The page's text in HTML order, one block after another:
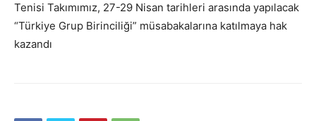
Tenisi Takımımız, 27-29 Nisan tarihleri arasında yapılacak
“Türkiye Grup Birinciliği” müsabakalarına katılmaya hak
kazandı